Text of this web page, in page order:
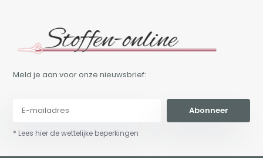
Meld je aan voor onze nieuwsbrief:
Abonneer
* Lees hier de wettelijke beperkingen